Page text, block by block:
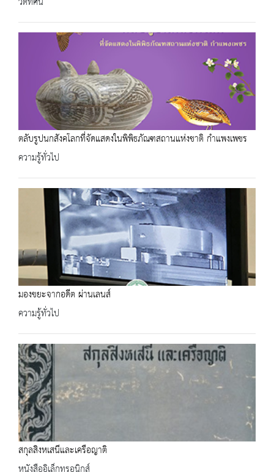
ตลับรูปนกสังคโลกที่จัดแสดงในพิพิธภัณฑสถานแห่งชาติ กำแพงเพชร
ความรู้ทั่วไป
มองขยะจากอดีต ผ่านเลนส์
ความรู้ทั่วไป
สกุลสิงหเสนีและเครือญาติ